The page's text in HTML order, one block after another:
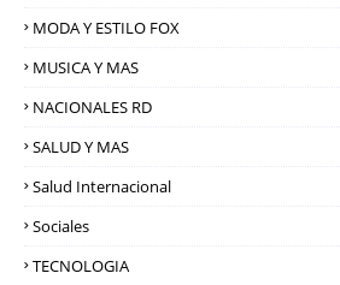
MODA Y ESTILO FOX
MUSICA Y MAS
NACIONALES RD
SALUD Y MAS
Salud Internacional
Sociales
TECNOLOGIA